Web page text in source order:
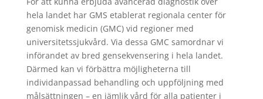
hela landet har GMS etablerat regionala center för
genomisk medicin (GMC) vid regioner med
universitetssjukvård. Via dessa GMC samordnar vi
införandet av bred gensekvensering i hela landet.
Därmed kan vi förbättra möjligheterna till
individanpassad behandling och uppföljning med
målsättningen – en jämlik vård för alla patienter i